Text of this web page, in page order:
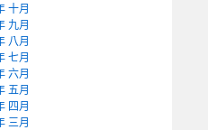
十月
九月
八月
七月
六月
五月
四月
三月